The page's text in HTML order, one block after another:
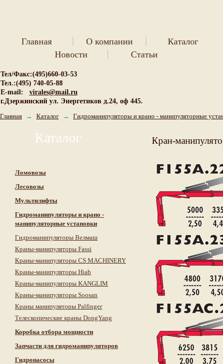
Новости Статьи
Главная О компании Каталог
Тел/Факс:(495)660-03-53
Тел.:(495) 740-05-88
E-mail:
virales@mail.ru
г.Дзержинский ул. Энергетиков д.24, оф 445.
Главная
→ Каталог → Гидроманипуляторы и крано - манипуляторные
Каталог
Ломовозы
Лесовозы
Мультилифты
Гидроманипуляторы и крано -
манипуляторные установки
Гидроманипуляторы Велмаш
Краны-манипуляторы Fassi
Краны-манипуляторы CS MACHINERY
Краны-манипуляторы Hiab
Краны-манипуляторы KANGLIM
Краны-манипуляторы Soosan
Краны манипуляторы Palfinger
Телескопические краны DongYang
Коробка отбора мощности
Запчасти для гидроманипуляторов
Гидронасосы
Кран-